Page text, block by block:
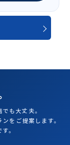
も大丈夫。
をご提案します。
。